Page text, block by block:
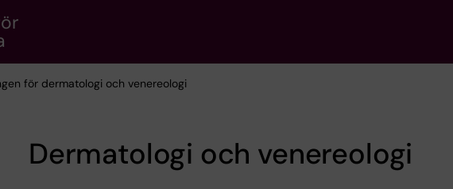
för dermatologi och venereologi
Dermatologi och venereologi